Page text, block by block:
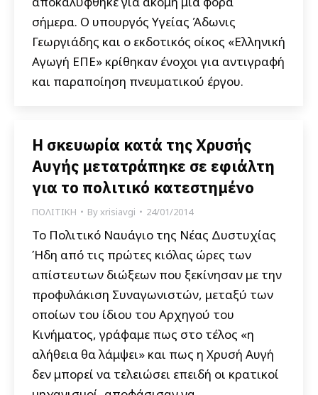
σήμερα. Ο υπουργός Υγείας Άδωνις
Γεωργιάδης και ο εκδοτικός οίκος «Ελληνική
Αγωγή ΕΠΕ» κρίθηκαν ένοχοι για αντιγραφή
και παραποίηση πνευματικού έργου.
Η σκευωρία κατά της Χρυσής
Αυγής μετατράπηκε σε εφιάλτη
για το πολιτικό κατεστημένο
ΠΟΛΙΤΙΚΗ Byxrisiavgi 24/01/2014
Το Πολιτικό Ναυάγιο της Νέας Δυστυχίας
Ήδη από τις πρώτες κιόλας ώρες των
απίστευτων διώξεων που ξεκίνησαν με την
προφυλάκιση Συναγωνιστών, μεταξύ των
οποίων του ίδιου του Αρχηγού του
Κινήματος, γράφαμε πως στο τέλος «η
αλήθεια θα λάμψει» και πως η Χρυσή Αυγή
δεν μπορεί να τελειώσει επειδή οι κρατικοί